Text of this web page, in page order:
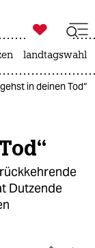

taz zahl ich
landtagswahl
in deinen Tod“
Dutzende